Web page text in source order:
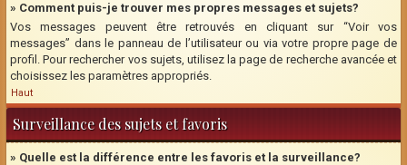
» Comment puis-je trouver mes propres messages et sujets?
Vos messages peuvent être retrouvés en cliquant sur “Voir vos
messages” dans le panneau de l’utilisateur ou via votre propre page de
profil. Pour rechercher vos sujets, utilisez la page de recherche avancée et
choisissez les paramètres appropriés.
Haut
Surveillance des sujets et favoris
» Quelle est la différence entre les favoris et la surveillance?